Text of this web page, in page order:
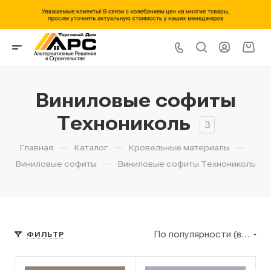
Виниловые софиты
Технониколь
3
Главная — Каталог — Кровельные материалы —
Виниловые софиты — Виниловые софиты Технониколь
ФИЛЬТР По популярности (возрастание)